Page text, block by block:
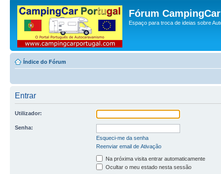
Fórum
Espaço para troca de ideias sobre
Índice do Fórum
Entrar
Utilizador:
Senha:
Esqueci-me da senha
Reenviar email de Ativação
Na próxima visita entrar automaticamente
Ocultar o meu estado nesta sessão